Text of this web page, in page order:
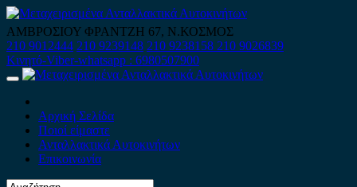
Skip
to
content
ΑΜΒΡΟΣΙΟΥ ΦΡΑΝΤΖΗ 67, Ν.ΚΟΣΜΟΣ
210 9012444 210 9239148 210 9238158 210 9026839
Κινητό-Viber-whatsapp : 6980507900
Primary
Αρχική Σελίδα
Ποιοί είμαστε
Ανταλλακτικά Αυτοκινήτων
Επικοινωνία